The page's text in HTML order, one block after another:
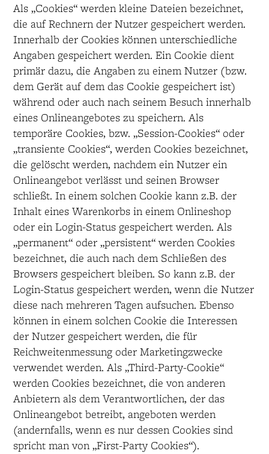
Als „Cookies“ werden kleine Dateien bezeichnet,
die auf Rechnern der Nutzer gespeichert werden.
Innerhalb der Cookies können unterschiedliche
Angaben gespeichert werden. Ein Cookie dient
primär dazu, die Angaben zu einem Nutzer (bzw.
dem Gerät auf dem das Cookie gespeichert ist)
während oder auch nach seinem Besuch innerhalb
eines Onlineangebotes zu speichern. Als
temporäre Cookies, bzw. „Session-Cookies“ oder
„transiente Cookies“, werden Cookies bezeichnet,
die gelöscht werden, nachdem ein Nutzer ein
Onlineangebot verlässt und seinen Browser
schließt. In einem solchen Cookie kann z.B. der
Inhalt eines Warenkorbs in einem Onlineshop
oder ein Login-Status gespeichert werden. Als
„permanent“ oder „persistent“ werden Cookies
bezeichnet, die auch nach dem Schließen des
Browsers gespeichert bleiben. So kann z.B. der
Login-Status gespeichert werden, wenn die Nutzer
diese nach mehreren Tagen aufsuchen. Ebenso
können in einem solchen Cookie die Interessen
der Nutzer gespeichert werden, die für
Reichweitenmessung oder Marketingzwecke
verwendet werden. Als „Third-Party-Cookie“
werden Cookies bezeichnet, die von anderen
Anbietern als dem Verantwortlichen, der das
Onlineangebot betreibt, angeboten werden
(andernfalls, wenn es nur dessen Cookies sind
spricht man von „First-Party Cookies“).